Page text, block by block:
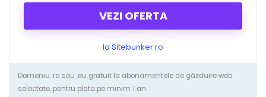
VEZI OFERTA
la Sitebunker.ro
Domeniu .ro sau .eu gratuit la abonamentele de găzduire web
selectate, pentru plata pe minim 1 an